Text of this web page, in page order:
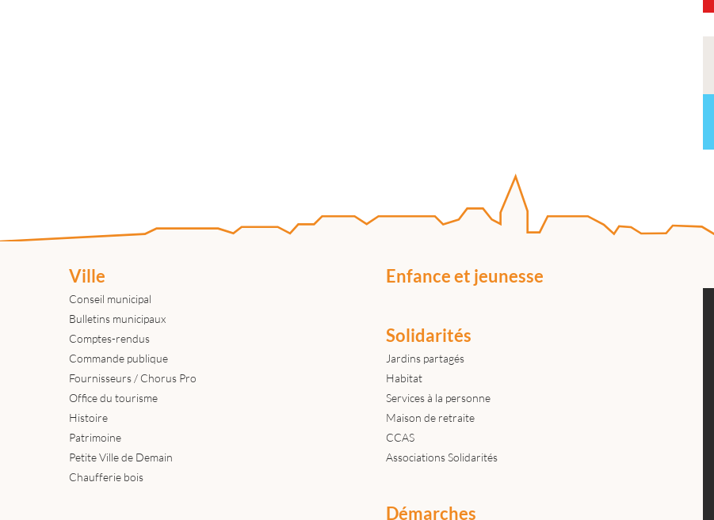
Ville
Conseil municipal
Bulletins municipaux
Comptes-rendus
Commande publique
Fournisseurs / Chorus Pro
Office du tourisme
Histoire
Patrimoine
Petite Ville de Demain
Chaufferie bois
Enfance et jeunesse
Solidarités
Jardins partagés
Habitat
Services à la personne
Maison de retraite
CCAS
Associations Solidarités
Démarches